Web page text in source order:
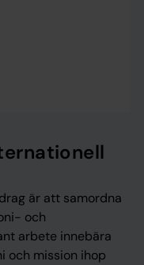
är att samordna
och
arbete innebära
och mission ihop